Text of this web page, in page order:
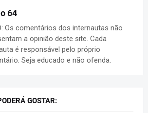
64
Os comentários dos internautas não
a opinião deste site. Cada
é responsável pelo próprio
Seja educado e não ofenda.
GOSTAR: